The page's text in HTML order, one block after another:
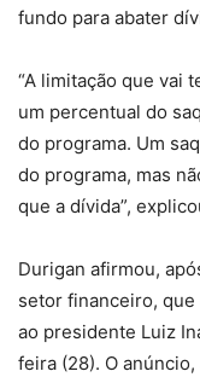
fundo para abater
“A limitação que vai
um percentual do
do programa. Um
do programa, mas
que a dívida”,
Durigan afirmou,
setor financeiro,
ao presidente Luiz
feira (28). O